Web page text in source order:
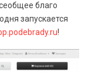
благо
запускается
!